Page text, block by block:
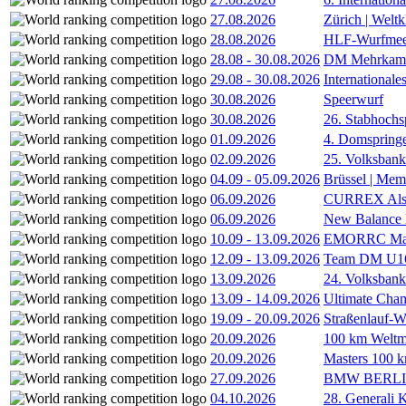
27.08.2026
Zürich |
28.08.2026
HLF-
28.08 - 30.08.2026 DM
29.08 - 30.08.2026
30.08.2026
Speerwurf
30.08.2026
26.
01.09.2026
4.
02.09.2026
25.
04.09 - 05.09.2026 Brüssel |
06.09.2026
CURREX
06.09.2026
New
10.09 - 13.09.2026 EMORRC
12.09 - 13.09.2026 Team DM
13.09.2026
24.
13.09 - 14.09.2026 Ultimate
19.09 - 20.09.2026 Straßenlauf-
20.09.2026
100 km
20.09.2026
Masters 100
27.09.2026
BMW
04.10.2026
28. Generali